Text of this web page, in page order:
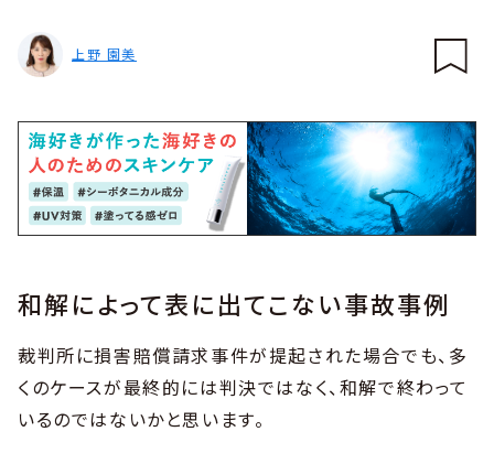
上野 園美
和解によって表に出てこない事故事例
裁判所に損害賠償請求事件が提起された場合でも、多
くのケースが最終的には判決ではなく、和解で終わって
いるのではないかと思います。